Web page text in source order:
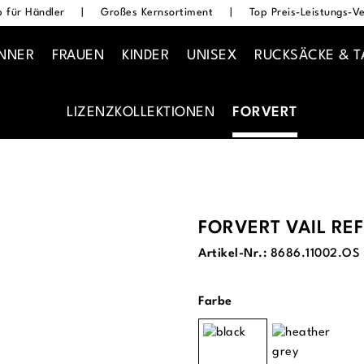
für Händler Großes Kernsortiment Top Preis-Leistungs-
FRAUEN KINDER UNISEX RUCKSÄCKE &
LIZENZKOLLEKTIONEN FORVERT
FORVERT VAIL
Artikel-Nr.: 8686.11002.OS
Farbeauswählen